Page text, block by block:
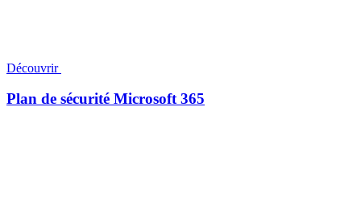
Découvrir
Plan de sécurité Microsoft 365